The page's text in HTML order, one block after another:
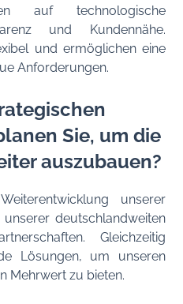
auf technologische
und Kundennähe.
und ermöglichen eine
Anforderungen.
Sie, um die
auszubauen?
unserer
deutschlandweiten
Gleichzeitig
Lösungen, um unseren
Mehrwert zu bieten.